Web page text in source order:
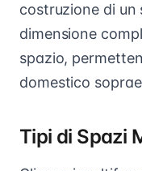
costruzione di un
dimensione
spazio,
domestico
Tipi di Spazi